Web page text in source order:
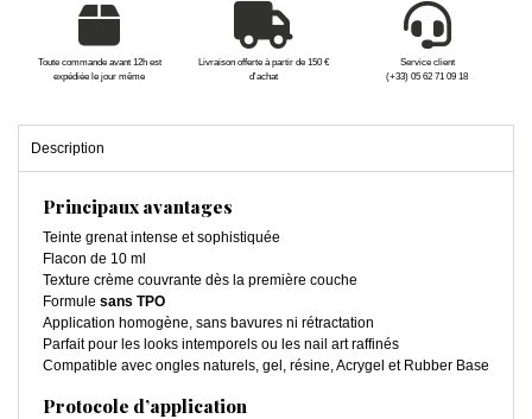
Toute commande avant 12h est
expédiée le jour même
Livraison offerte à partir de 150 €
d'achat
Service client
(+33) 05 62 71 09 18
Description
Principaux avantages
Teinte grenat intense et sophistiquée
Flacon de 10 ml
Texture crème couvrante dès la première couche
Formule sans TPO
Application homogène, sans bavures ni rétractation
Parfait pour les looks intemporels ou les nail art raffinés
Compatible avec ongles naturels, gel, résine, Acrygel et Rubber Base
Protocole d’application